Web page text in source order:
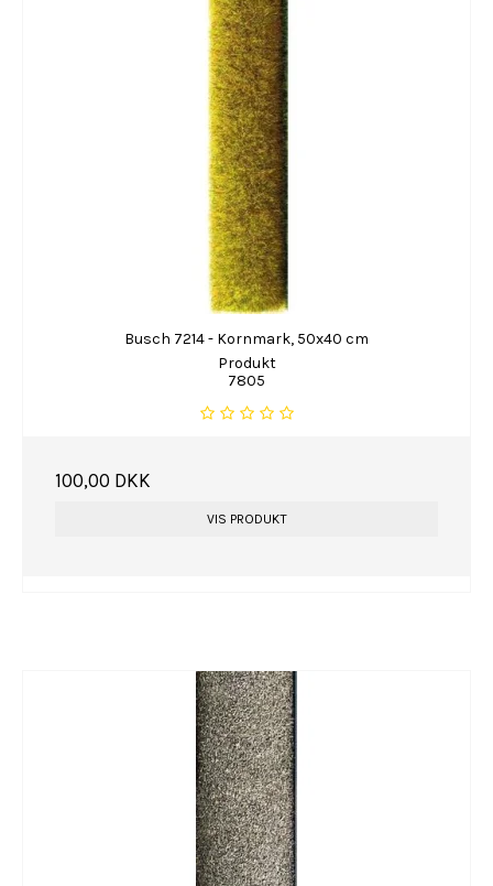
Busch 7214 - Kornmark, 50x40 cm
Produkt
7805
100,00 DKK
VIS PRODUKT